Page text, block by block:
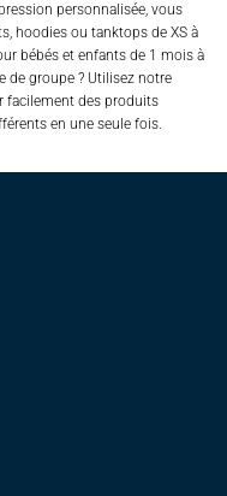
personnalisée, vous
hoodies ou tanktops de XS à
bébés et enfants de 1 mois à
de groupe ? Utilisez notre
facilement des produits
en une seule fois.